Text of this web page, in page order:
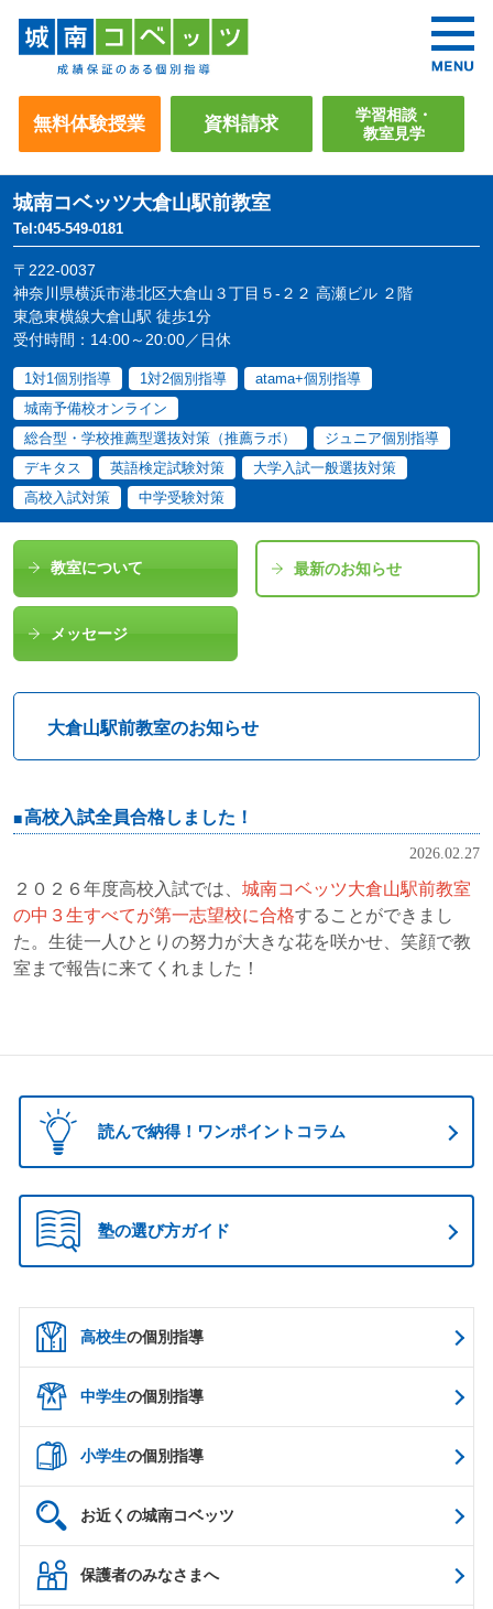
無料体験授業 資料請求
学習相談・
教室見学
城南コベッツ大倉山駅前教室
Tel:045-549-0181
〒222-0037
神奈川県横浜市港北区大倉山３丁目５-２２ 高瀬ビル ２階
東急東横線大倉山駅 徒歩1分
受付時間：14:00～20:00／日休
1対1個別指導 1対2個別指導
atama+個別指導
城南予備校オンライン
総合型・学校推薦型選抜対策（推薦ラボ）
ジュニア個別指導
デキタス
英語検定試験対策
大学入試一般選抜対策
高校入試対策
中学受験対策
教室について 最新のお知らせ
メッセージ
大倉山駅前教室のお知らせ
高校入試全員合格しました！
2026.02.27
２０２６年度高校入試では、 城南コベッツ大倉山駅前教室
の中３生すべてが第一志望校に合格することができまし
た。生徒一人ひとりの努力が大きな花を咲かせ、笑顔で教
室まで報告に来てくれました！
読んで納得！ワンポイントコラム
塾の選び方ガイド
高校生の個別指導
中学生の個別指導
小学生の個別指導
お近くの城南コベッツ
保護者のみなさまへ